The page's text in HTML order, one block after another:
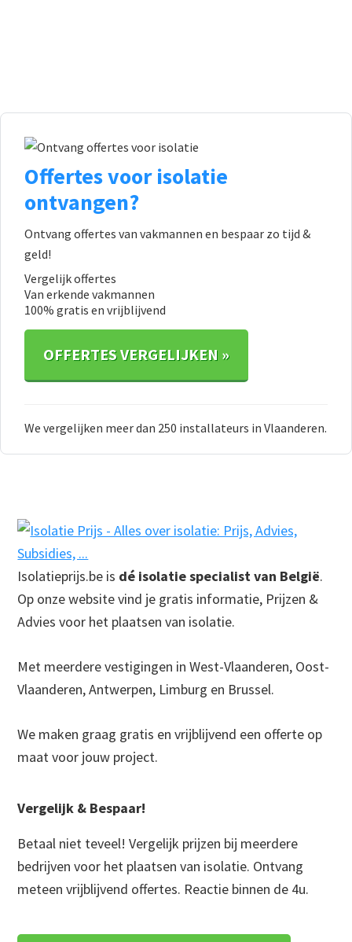
Sidebar
Offertes voor isolatie
ontvangen?
Ontvang offertes van vakmannen en bespaar zo tijd &
geld!
Vergelijk offertes
Van erkende vakmannen
100% gratis en vrijblijvend
OFFERTES VERGELIJKEN »
We vergelijken meer dan 250 installateurs in Vlaanderen.
Footer
Isolatieprijs.be is dé isolatie specialist van België.
Op onze website vind je gratis informatie, Prijzen &
Advies voor het plaatsen van isolatie.
Met meerdere vestigingen in West-Vlaanderen, Oost-
Vlaanderen, Antwerpen, Limburg en Brussel.
We maken graag gratis en vrijblijvend een offerte op
maat voor jouw project.
Vergelijk & Bespaar!
Betaal niet teveel! Vergelijk prijzen bij meerdere
bedrijven voor het plaatsen van isolatie. Ontvang
meteen vrijblijvend offertes. Reactie binnen de 4u.